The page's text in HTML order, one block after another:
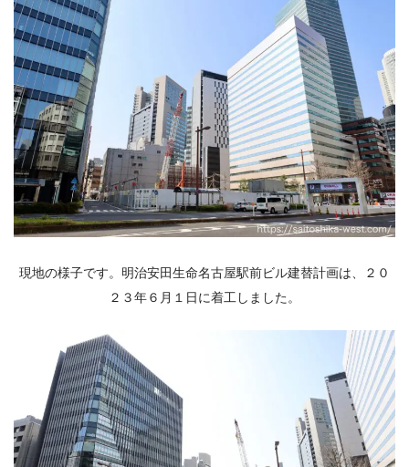
現地の様子です。明治安田生命名古屋駅前ビル建替計画は、２０
２３年６月１日に着工しました。